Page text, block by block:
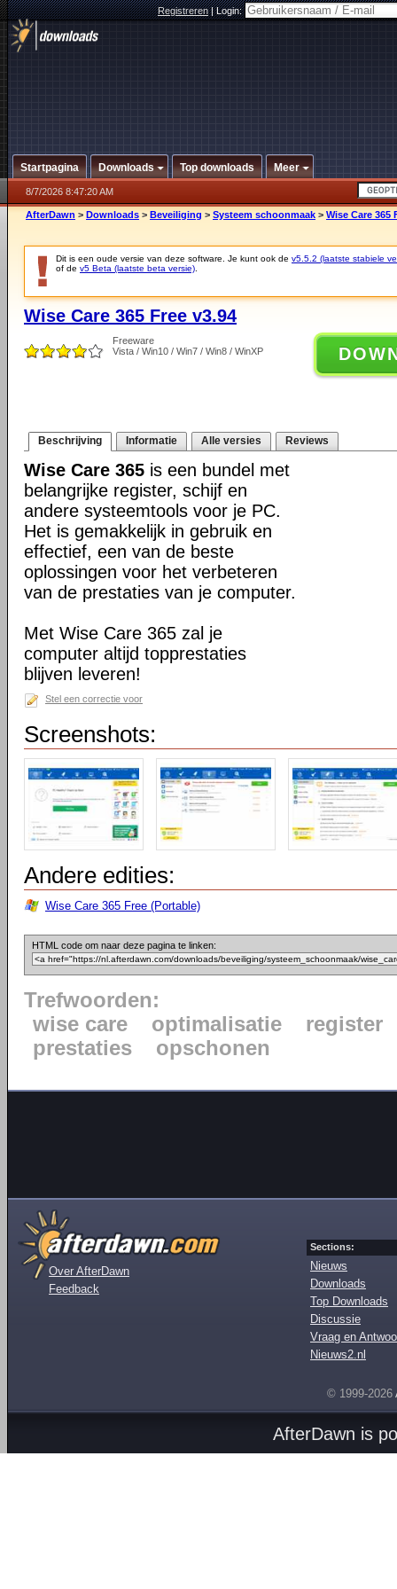
Registreren|Login:
Startpagina Downloads Top downloads Meer
8/7/2026 8:47:20 AM
AfterDawn > Downloads > Beveiliging > Systeem schoonmaak > Wise Care 365
Dit is een oude versie van deze software. Je kunt ook de v5.5.2 (laatste stabiele
of de v5 Beta (laatste beta versie)
Wise Care 365 Free v3.94
Freeware
Vista / Win10 / Win7 / Win8 / WinXP
Beschrijving Informatie Alle versies Reviews
Wise Care 365 is een bundel met
belangrijke register, schijf en
andere systeemtools voor je PC.
Het is gemakkelijk in gebruik en
effectief, een van de beste
oplossingen voor het verbeteren
van de prestaties van je computer.
Met Wise Care 365 zal je
computer altijd topprestaties
blijven leveren!
Stel een correctie voor
Screenshots:
Andere edities:
Wise Care 365 Free (Portable)
HTML code om naar deze pagina te linken:
Trefwoorden:
wise care
optimalisatie
register
prestaties
opschonen
Over AfterDawn
Feedback
Sections:
Nieuws
Downloads
Top Downloads
Discussie
Vraag en
Nieuws2.nl
© 1999-2026
AfterDawn is